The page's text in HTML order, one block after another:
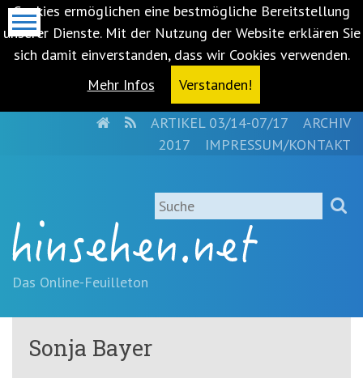
Cookies ermöglichen eine bestmögliche Bereitstellung
unserer Dienste. Mit der Nutzung der Website erklären Sie
sich damit einverstanden, dass wir Cookies verwenden.
Mehr Infos
Verstanden!
springen
(Accesskey
'1')Zur
springen
(Accesskey
HOMERSSARTIKEL 03/14-07/17
ARCHIV
2017
IMPRESSUM/KONTAKT
Suche
Das Online-Feuilleton
Sonja Bayer